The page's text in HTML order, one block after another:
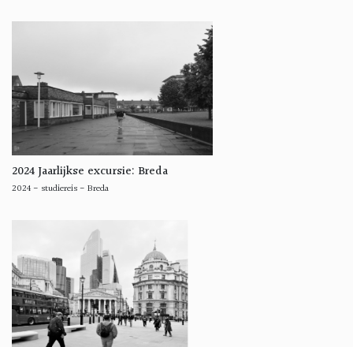
2024 Jaarlijkse excursie: Breda
2024 - studiereis - Breda